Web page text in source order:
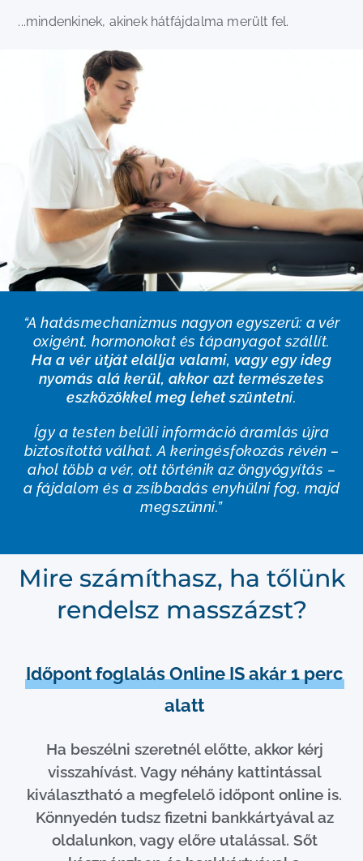
...mindenkinek, akinek hátfájdalma merült fel.
“A hatásmechanizmus nagyon egyszerű: a vér
oxigént, hormonokat és tápanyagot szállít.
Ha a vér útját elállja valami, vagy egy ideg
nyomás alá kerül, akkor azt természetes
eszközökkel meg lehet szüntetni.
Így a testen belüli információ áramlás újra
biztosítottá válhat. A keringésfokozás révén –
ahol több a vér, ott történik az öngyógyítás –
a fájdalom és a zsibbadás enyhülni fog, majd
megszűnni.”
Mire számíthasz, ha tőlünk
rendelsz masszázst?
Időpont foglalás Online IS akár 1 perc
alatt
Ha beszélni szeretnél előtte, akkor kérj
visszahívást. Vagy néhány kattintással
kiválasztható a megfelelő időpont online is.
Könnyedén tudsz fizetni bankkártyával az
oldalunkon, vagy előre utalással. Sőt